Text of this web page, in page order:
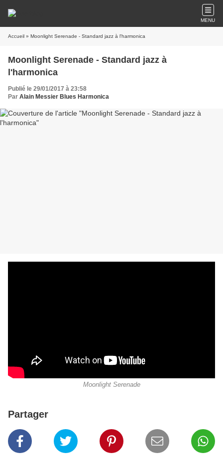
MENU
Accueil » Moonlight Serenade - Standard jazz à l'harmonica
Moonlight Serenade - Standard jazz à
l'harmonica
Publié le 29/01/2017 à 23:58
Par Alain Messier Blues Harmonica
Moonlight Serenade
Partager